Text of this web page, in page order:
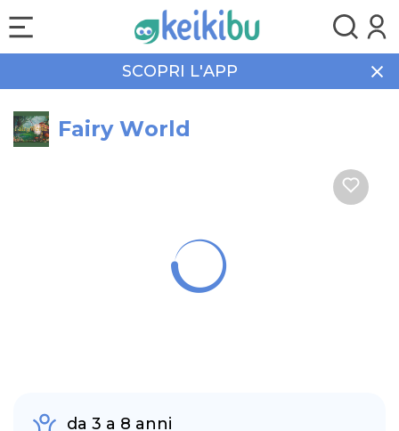
SCOPRI L'APP
Natura Fairy World
Fairy World
da 3 a 8 anni